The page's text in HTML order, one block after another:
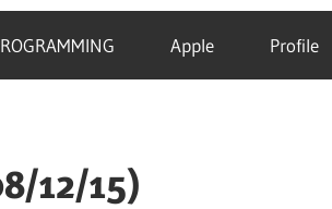
Apple Profile
12/15)